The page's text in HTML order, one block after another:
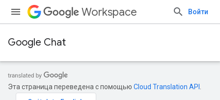
Workspace Войти
Google Chat
Эта страница переведена с помощью Cloud Translation API